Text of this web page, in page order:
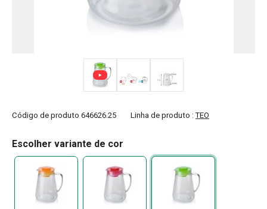
Código de produto 646626.25 Linha de produto :TEO
Escolher variante de cor